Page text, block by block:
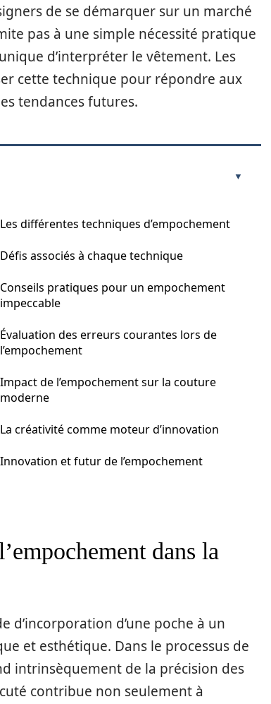
de se démarquer sur un marché
pas à une simple nécessité pratique
d’interpréter le vêtement. Les
cette technique pour répondre aux
tendances futures.
Les différentes techniques d’empochement
Défis associés à chaque technique
Conseils pratiques pour un empochement
impeccable
Évaluation des erreurs courantes lors de
l’empochement
Impact de l’empochement sur la couture
moderne
La créativité comme moteur d’innovation
Innovation et futur de l’empochement
dans la
d’incorporation d’une poche à un
et esthétique. Dans le processus de
intrinsèquement de la précision des
contribue non seulement à